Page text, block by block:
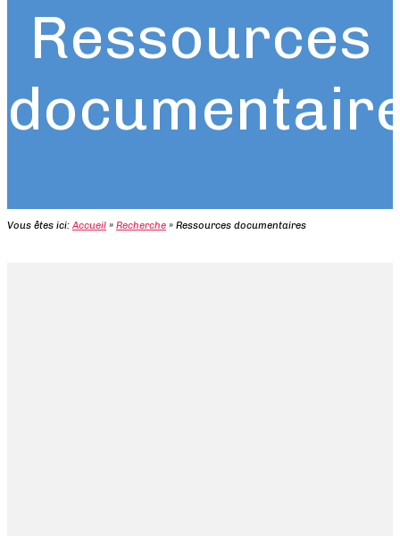
Ressources
Vous êtes ici:Accueil » Recherche » Ressources documentaires